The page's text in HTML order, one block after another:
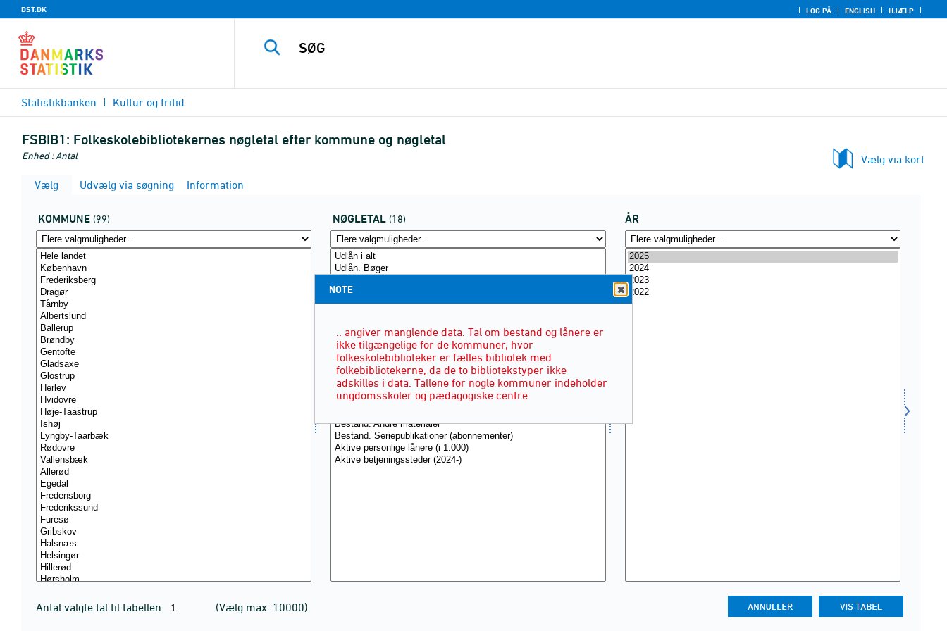
DST.DK LOG PÅ ENGLISH HJÆLP
Statistikbanken Kultur og fritid
FSBIB1: Folkeskolebibliotekernes nøgletal efter kommune og nøgletal
Enhed : Antal
Vælg via kort
Vælg
Udvælg via søgning Information
KOMMUNE (99) NØGLETAL (18) ÅR
Antal valgte tal til tabellen: (Vælg max. 10000)
NOTE
.. angiver manglende data. Tal om bestand og lånere er
ikke tilgængelige for de kommuner, hvor
folkeskolebiblioteker er fælles bibliotek med
folkebibliotekerne, da de to bibliotekstyper ikke
adskilles i data. Tallene for nogle kommuner indeholder
ungdomsskoler og pædagogiske centre